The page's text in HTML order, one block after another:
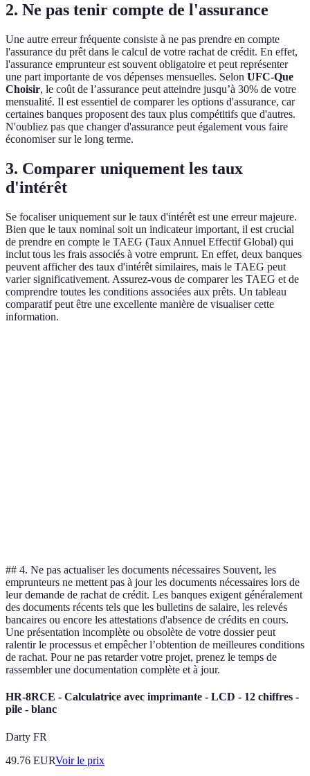
2. Ne pas tenir compte de l'assurance
Une autre erreur fréquente consiste à ne pas prendre en compte
l'assurance du prêt dans le calcul de votre rachat de crédit. En effet,
l'assurance emprunteur est souvent obligatoire et peut représenter
une part importante de vos dépenses mensuelles. Selon UFC-Que
Choisir, le coût de l’assurance peut atteindre jusqu’à 30% de votre
mensualité. Il est essentiel de comparer les options d'assurance, car
certaines banques proposent des taux plus compétitifs que d'autres.
N'oubliez pas que changer d'assurance peut également vous faire
économiser sur le long terme.
3. Comparer uniquement les taux
d'intérêt
Se focaliser uniquement sur le taux d'intérêt est une erreur majeure.
Bien que le taux nominal soit un indicateur important, il est crucial
de prendre en compte le TAEG (Taux Annuel Effectif Global) qui
inclut tous les frais associés à votre emprunt. En effet, deux banques
peuvent afficher des taux d'intérêt similaires, mais le TAEG peut
varier significativement. Assurez-vous de comparer les TAEG et de
comprendre toutes les conditions associées aux prêts. Un tableau
comparatif peut être une excellente manière de visualiser cette
information.
## 4. Ne pas actualiser les documents nécessaires Souvent, les
emprunteurs ne mettent pas à jour les documents nécessaires lors de
leur demande de rachat de crédit. Les banques exigent généralement
des documents récents tels que les bulletins de salaire, les relevés
bancaires ou encore les attestations d'absence de crédits en cours.
Une présentation incomplète ou obsolète de votre dossier peut
ralentir le processus et empêcher l’obtention de meilleures conditions
de rachat. Pour ne pas retarder votre projet, prenez le temps de
rassembler une documentation complète et à jour.
HR-8RCE - Calculatrice avec imprimante - LCD - 12 chiffres -
pile - blanc
Darty FR
49.76 EURVoir le prix